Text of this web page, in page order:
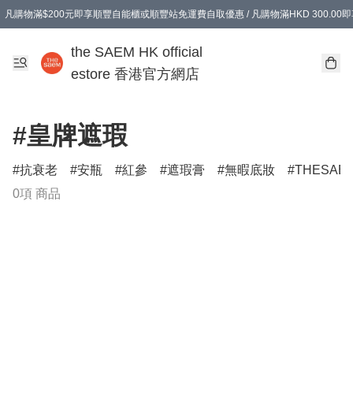
凡購物滿$200元即享順豐自能櫃或順豐站免運費自取優惠 / 凡購物滿HKD 300.00
the SAEM HK official
estore 香港官方網店
#皇牌遮瑕
抗衰老 安瓶 紅參 遮瑕膏 無暇底妝
0項 商品